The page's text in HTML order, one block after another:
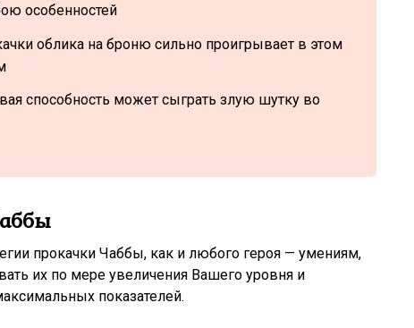
особенностей
облика на броню сильно проигрывает в этом
способность может сыграть злую шутку во
прокачки Чаббы, как и любого героя — умениям,
их по мере увеличения Вашего уровня и
показателей.